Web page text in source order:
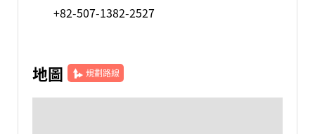
+82-507-1382-2527
地圖 規劃路線